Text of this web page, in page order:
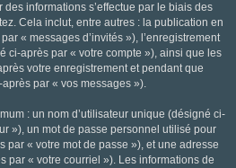
informations s’effectue par le biais des
Cela inclut, entre autres : la publication en
« messages d’invités »), l’enregistrement
ci-après par « votre compte »), ainsi que les
votre enregistrement et pendant que
par « vos messages »).
: un nom d’utilisateur unique (désigné ci-
»), un mot de passe personnel utilisé pour
par « votre mot de passe »), et une adresse
par « votre courriel »). Les informations de